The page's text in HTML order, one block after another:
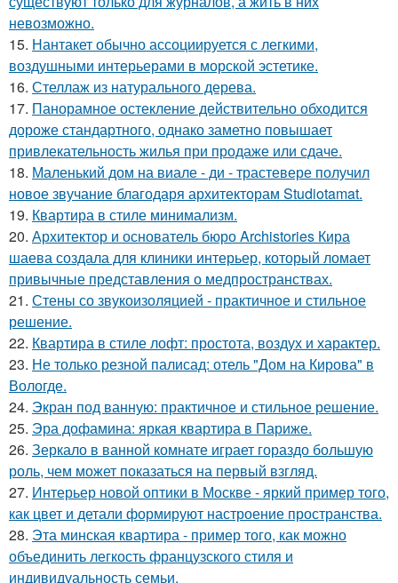
невозможно.
15. Нантакет обычно ассоциируется с легкими,
воздушными интерьерами в морской эстетике.
16. Стеллаж из натурального дерева.
17. Панорамное остекление действительно обходится
дороже стандартного, однако заметно повышает
привлекательность жилья при продаже или сдаче.
18. Маленький дом на виале - ди - трастевере получил
новое звучание благодаря архитекторам Studiotamat.
19. Квартира в стиле минимализм.
20. Архитектор и основатель бюро Archistories Кира
шаева создала для клиники интерьер, который ломает
привычные представления о медпространствах.
21. Стены со звукоизоляцией - практичное и стильное
решение.
22. Квартира в стиле лофт: простота, воздух и характер.
23. Не только резной палисад: отель "Дом на Кирова" в
Вологде.
24. Экран под ванную: практичное и стильное решение.
25. Эра дофамина: яркая квартира в Париже.
26. Зеркало в ванной комнате играет гораздо большую
роль, чем может показаться на первый взгляд.
27. Интерьер новой оптики в Москве - яркий пример того,
как цвет и детали формируют настроение пространства.
28. Эта минская квартира - пример того, как можно
объединить легкость французского стиля и
индивидуальность семьи.